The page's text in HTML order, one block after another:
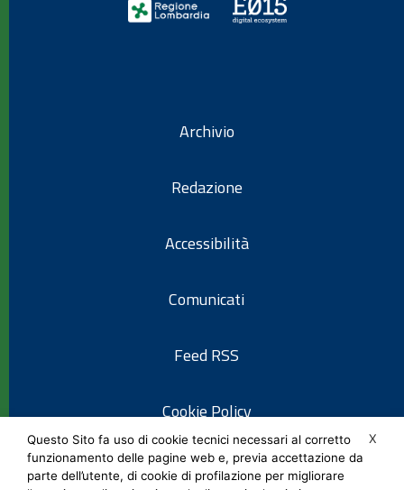
Archivio
Redazione
Accessibilità
Comunicati
Feed RSS
Cookie Policy
Informativa privacy
X
Questo Sito fa uso di cookie tecnici necessari al corretto
funzionamento delle pagine web e, previa accettazione da
parte dell’utente, di cookie di profilazione per migliorare